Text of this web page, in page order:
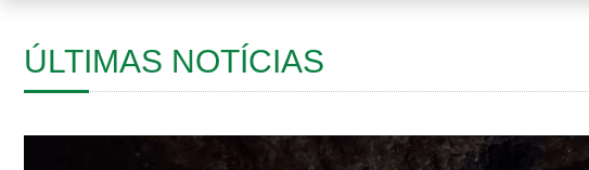
ÚLTIMAS NOTÍCIAS